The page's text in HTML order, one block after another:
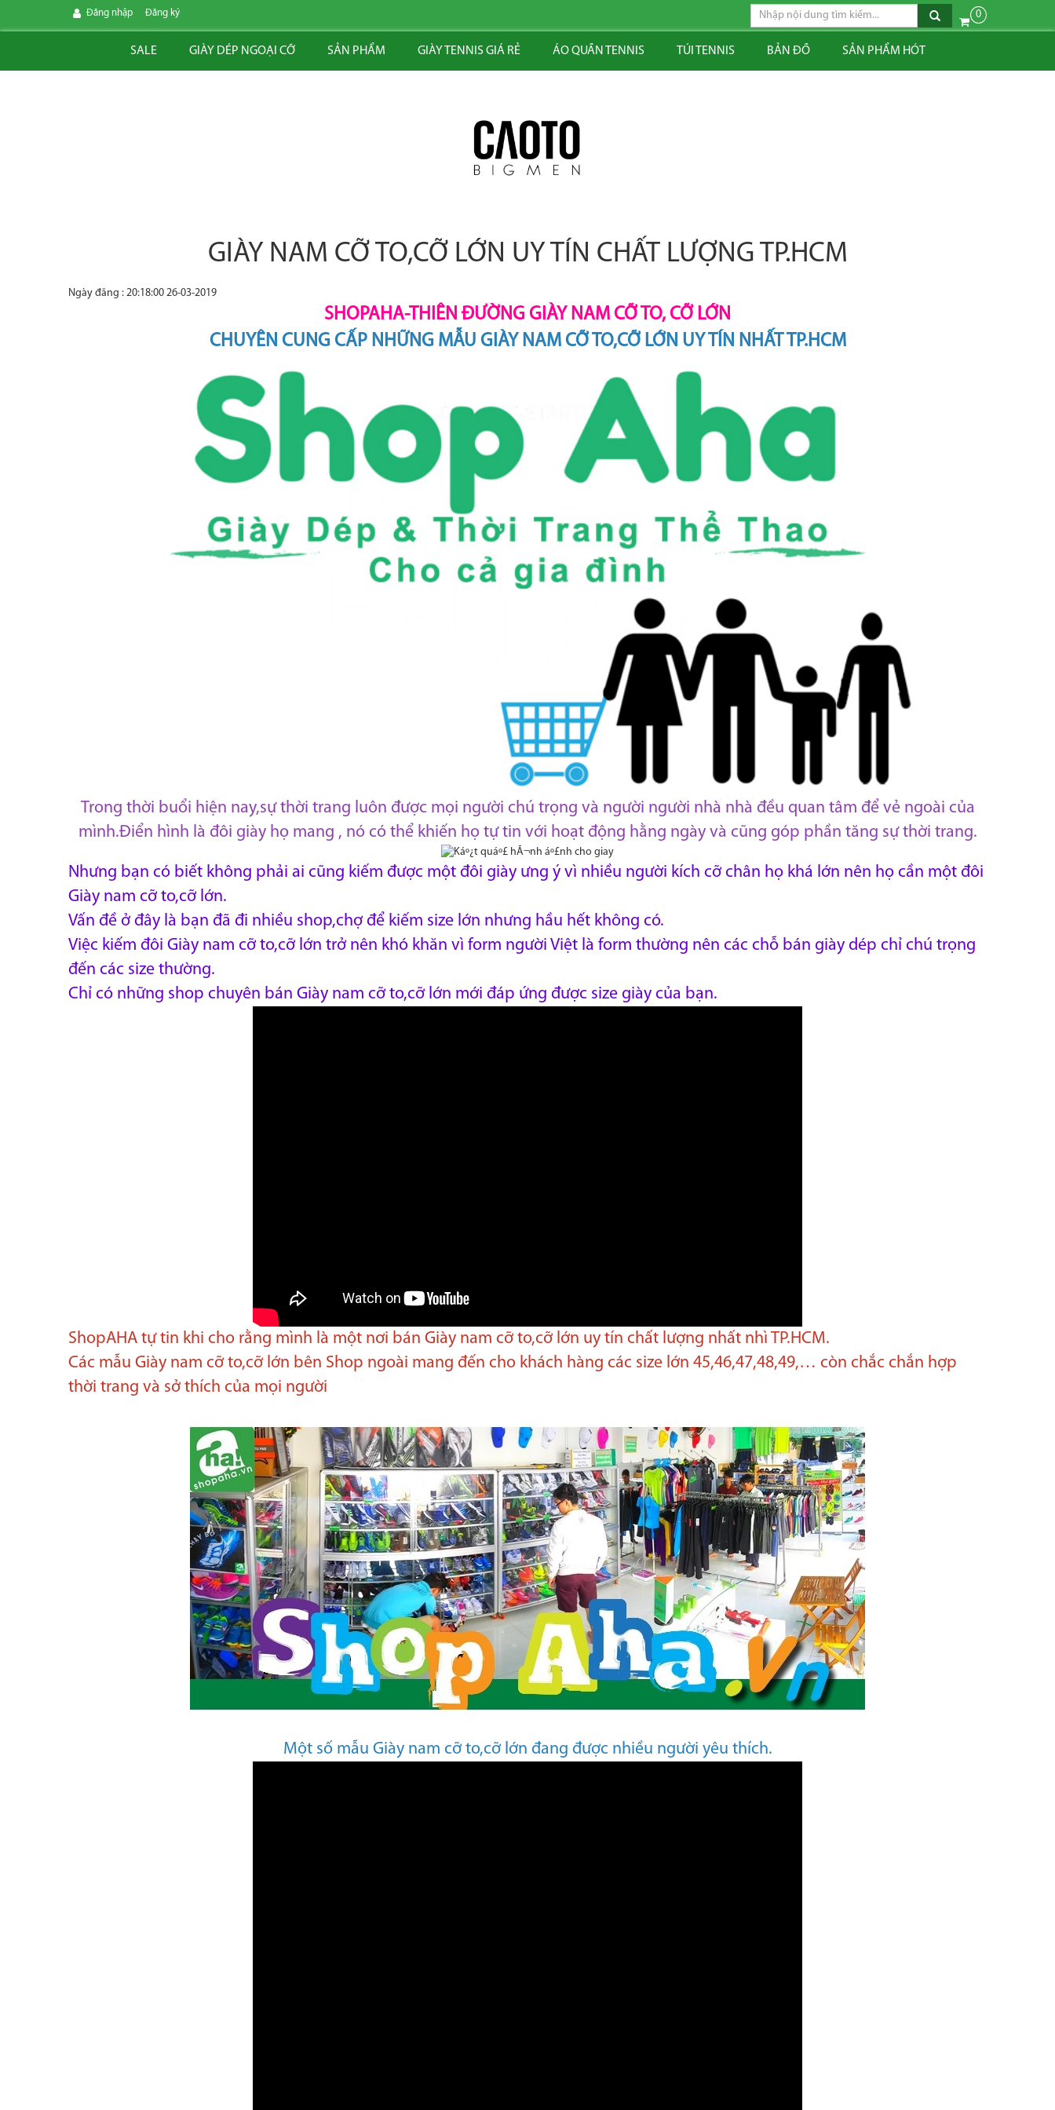
Đăng nhập Đăng ký 0
SALE GIÀY DÉP NGOẠI CỠ SẢN PHẨM GIÀY TENNIS GIÁ RẺ ÁO QUẦN TENNIS TÚI TENNIS BẢN ĐỒ SẢN PHẨM HÓT
GIÀY NAM CỠ TO,CỠ LỚN UY TÍN CHẤT LƯỢNG TP.HCM
Ngày đăng : 20:18:00 26-03-2019
SHOPAHA-THIÊN ĐƯỜNG GIÀY NAM CỠ TO, CỠ LỚN
CHUYÊN CUNG CẤP NHỮNG MẪU GIÀY NAM CỠ TO,CỠ LỚN UY TÍN NHẤT TP.HCM
Trong thời buổi hiện nay,sự thời trang luôn được mọi người chú trọng và người người nhà nhà đều quan tâm để vẻ ngoài của
mình.Điển hình là đôi giày họ mang , nó có thể khiến họ tự tin với hoạt động hằng ngày và cũng góp phần tăng sự thời trang.
Nhưng bạn có biết không phải ai cũng kiếm được một đôi giày ưng ý vì nhiều người kích cỡ chân họ khá lớn nên họ cần một đôi
Giày nam cỡ to,cỡ lớn.
Vấn đề ở đây là bạn đã đi nhiều shop,chợ để kiếm size lớn nhưng hầu hết không có.
Việc kiếm đôi Giày nam cỡ to,cỡ lớn trở nên khó khăn vì form người Việt là form thường nên các chỗ bán giày dép chỉ chú trọng
đến các size thường.
Chỉ có những shop chuyên bán Giày nam cỡ to,cỡ lớn mới đáp ứng được size giày của bạn.
ShopAHA tự tin khi cho rằng mình là một nơi bán Giày nam cỡ to,cỡ lớn uy tín chất lượng nhất nhì TP.HCM.
Các mẫu Giày nam cỡ to,cỡ lớn bên Shop ngoài mang đến cho khách hàng các size lớn 45,46,47,48,49,… còn chắc chắn hợp
thời trang và sở thích của mọi người
Một số mẫu Giày nam cỡ to,cỡ lớn đang được nhiều người yêu thích.